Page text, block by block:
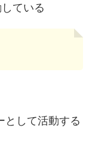
ている
として活動する